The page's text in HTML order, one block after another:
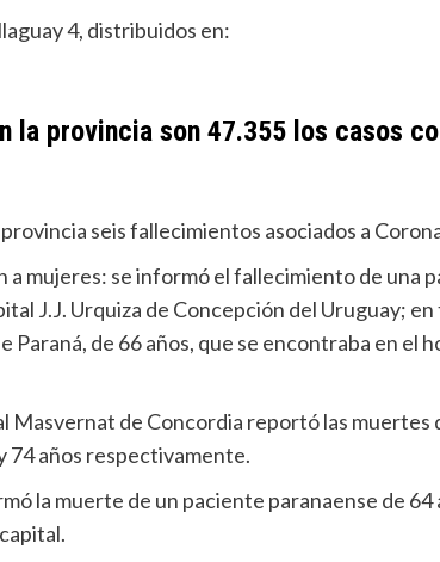
4, distribuidos en:
la provincia son 47.355 los casos
seis fallecimientos asociados a
a mujeres: se informó el fallecimiento de una
J.J. Urquiza de Concepción del Uruguay;
Paraná, de 66 años, que se encontraba en el
Masvernat de Concordia reportó las muertes
74 años respectivamente.
la muerte de un paciente paranaense de 64